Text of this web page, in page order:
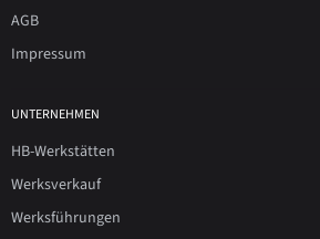
AGB
Impressum
UNTERNEHMEN
HB-Werkstätten
Werksverkauf
Werksführungen